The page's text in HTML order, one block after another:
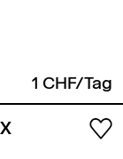
1 CHF/Tag